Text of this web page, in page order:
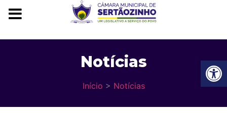
Notícias
Início > Notícias